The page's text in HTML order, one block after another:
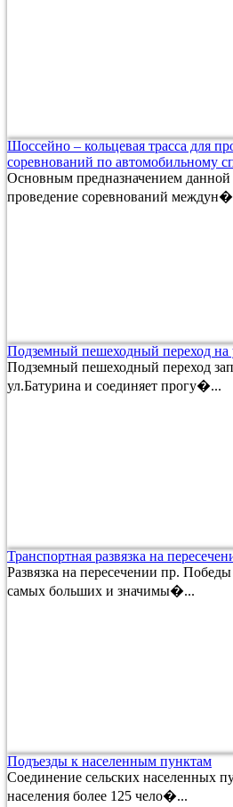
Шоссейно – кольцевая трасса для
соревнований по автомобильному
Основным предназначением данной
проведение соревнований
Подземный пешеходный переход на
Подземный пешеходный переход
ул.Батурина и соединяет прогу�...
Транспортная развязка на
Развязка на пересечении пр.
самых больших и значимы�...
Подъезды к населенным пунктам
Соединение сельских населенных
населения более 125 чело�...